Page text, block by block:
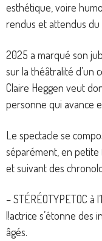
esthétique, voire
rendus et attendus du
2025 a marqué son
sur la théâtralité d’un
Claire Heggen veut
personne qui avance
Le spectacle se
séparément, en petite
et suivant des
– STÉRÉOTYPETOC
l!actrice s’étonne des
âgés.